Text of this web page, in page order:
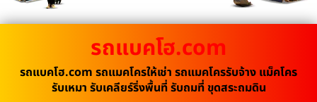
รถแบคโฮ.com
รถแบคโฮ.com รถแมคโครให้เช่า รถแมคโครรับจ้าง แม็คโคร
รับเหมา รับเคลียร์ริ่งพื้นที่ รับถมที่ ขุดสระถมดิน